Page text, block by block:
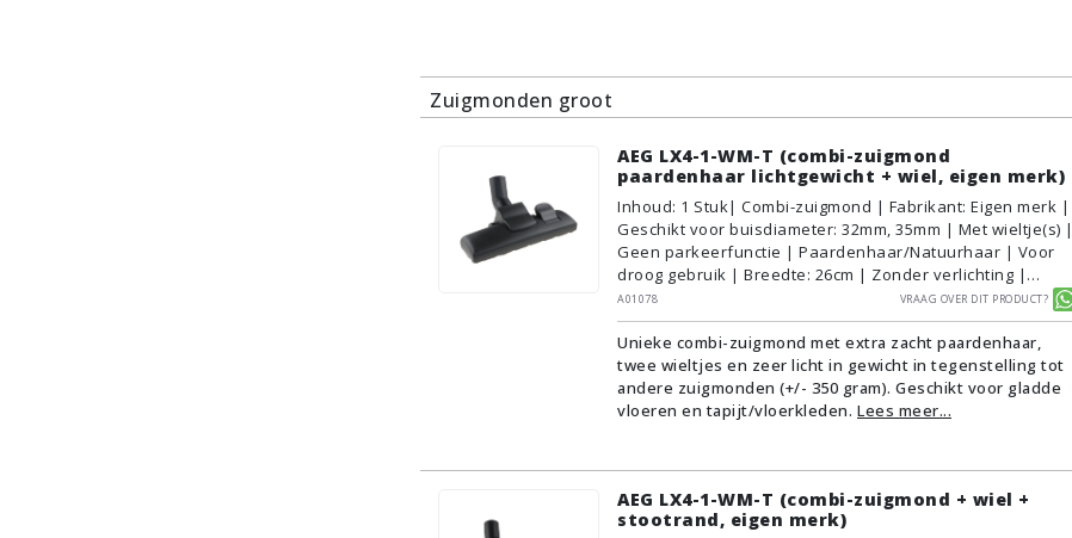
Zuigmonden groot
AEG LX4-1-WM-T (combi-zuigmond
paardenhaar lichtgewicht + wiel, eigen merk)
Inhoud: 1 Stuk| Combi-zuigmond | Fabrikant: Eigen merk |
Geschikt voor buisdiameter: 32mm, 35mm | Met wieltje(s) |
Geen parkeerfunctie | Paardenhaar/Natuurhaar | Voor
droog gebruik | Breedte: 26cm | Zonder verlichting |
Zonder kliksysteem | Zwart | Alternatief | Geschikt voor
vloertype: Plavuizen/Tegels, Parket/Laminaat, PVC/Vinyl,
Tapijt/Vloerbedekking
A01078 Vraag over dit product?
Unieke combi-zuigmond met extra zacht paardenhaar,
twee wieltjes en zeer licht in gewicht in tegenstelling tot
andere zuigmonden (+/- 350 gram). Geschikt voor gladde
vloeren en tapijt/vloerkleden. Lees meer...
AEG LX4-1-WM-T (combi-zuigmond + wiel +
stootrand, eigen merk)